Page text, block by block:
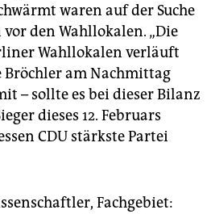
waren auf der Suche
den Wahllokalen. „Die
Wahllokalen verläuft
Bröchler am Nachmittag
– sollte es bei dieser Bilanz
dieses 12. Februars
CDU stärkste Partei
Fachgebiet: